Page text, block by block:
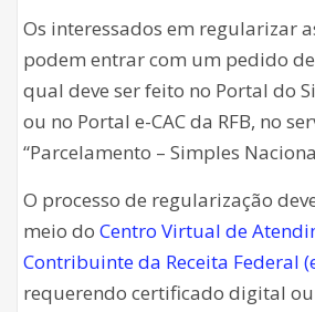
Os interessados em regularizar
podem entrar com um pedido
qual deve ser feito no Portal do
ou no Portal e-CAC da RFB, no
“Parcelamento – Simples
O processo de regularização
meio do Centro Virtual de
Contribuinte da Receita Federal
requerendo certificado digital ou